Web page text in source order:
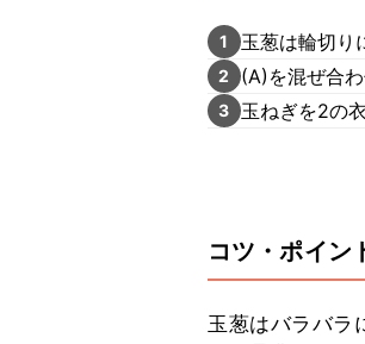
1 玉葱は輪切り
2 (A)を混ぜ合わ
3 玉ねぎを2の
コツ・ポイン
玉葱はバラバラ